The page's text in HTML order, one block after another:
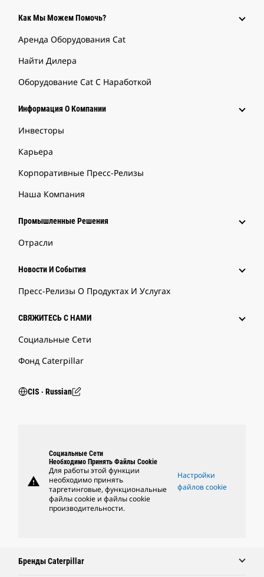
Как Мы Можем Помочь?
Аренда Оборудования Cat
Найти Дилера
Оборудование Cat С Наработкой
Информация О Компании
Инвесторы
Карьера
Корпоративные Пресс-Релизы
Наша Компания
Промышленные Решения
Отрасли
Новости И События
Пресс-Релизы О Продуктах И Услугах
СВЯЖИТЕСЬ С НАМИ
Социальные Сети
Фонд Caterpillar
CIS ‧ Russian
warning
Социальные Сети
Необходимо Принять Файлы Cookie
Для работы этой функции
необходимо принять
таргетинговые, функциональные
файлы cookie и файлы cookie
производительности.
Настройки
файлов cookie
Бренды Caterpillar